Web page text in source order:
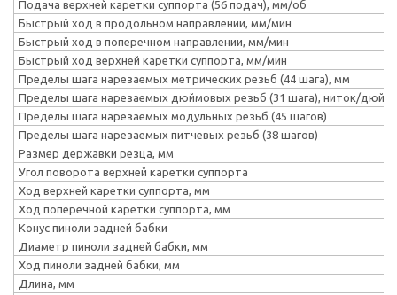
Подача верхней каретки суппорта (56 подач), мм/об
Быстрый ход в продольном направлении, мм/мин
Быстрый ход в поперечном направлении, мм/мин
Быстрый ход верхней каретки суппорта, мм/мин
Пределы шага нарезаемых метрических резьб (44 шага), мм
Пределы шага нарезаемых дюймовых резьб (31 шага), ниток/дюйм
Пределы шага нарезаемых модульных резьб (45 шагов)
Пределы шага нарезаемых питчевых резьб (38 шагов)
Размер державки резца, мм
Угол поворота верхней каретки суппорта
Ход верхней каретки суппорта, мм
Ход поперечной каретки суппорта, мм
Конус пиноли задней бабки
Диаметр пиноли задней бабки, мм
Ход пиноли задней бабки, мм
Длина, мм